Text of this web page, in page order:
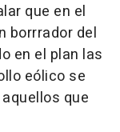
que en el
borrrador del
en el plan las
eólico se
que